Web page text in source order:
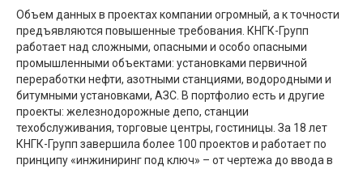
Объем данных в проектах компании огромный, а к точности
предъявляются повышенные требования. КНГК-Групп
работает над сложными, опасными и особо опасными
промышленными объектами: установками первичной
переработки нефти, азотными станциями, водородными и
битумными установками, АЗС. В портфолио есть и другие
проекты: железнодорожные депо, станции
техобслуживания, торговые центры, гостиницы. За 18 лет
КНГК-Групп завершила более 100 проектов и работает по
принципу «инжиниринг под ключ» – от чертежа до ввода в